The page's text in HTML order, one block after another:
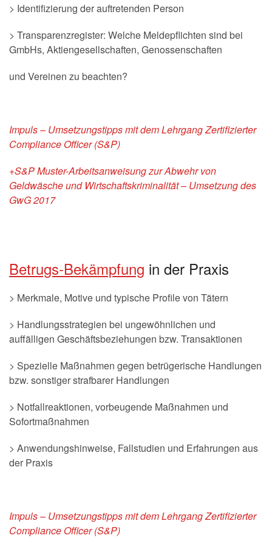
> Identifizierung der auftretenden Person
> Transparenzregister: Welche Meldepflichten sind bei
GmbHs, Aktiengesellschaften, Genossenschaften
und Vereinen zu beachten?
Impuls – Umsetzungstipps mit dem Lehrgang Zertifizierter
Compliance Officer (S&P)
+S&P Muster-Arbeitsanweisung zur Abwehr von
Geldwäsche und Wirtschaftskriminalität – Umsetzung des
GwG 2017
Betrugs-Bekämpfung in der Praxis
> Merkmale, Motive und typische Profile von Tätern
> Handlungsstrategien bei ungewöhnlichen und
auffälligen Geschäftsbeziehungen bzw. Transaktionen
> Spezielle Maßnahmen gegen betrügerische Handlungen
bzw. sonstiger strafbarer Handlungen
> Notfallreaktionen, vorbeugende Maßnahmen und
Sofortmaßnahmen
> Anwendungshinweise, Fallstudien und Erfahrungen aus
der Praxis
Impuls – Umsetzungstipps mit dem Lehrgang Zertifizierter
Compliance Officer (S&P)